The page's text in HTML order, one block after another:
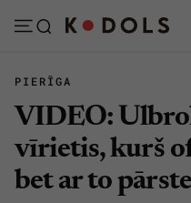
Abonēt
Ziņas
PIERĪGA
VIDEO:
vīrietis, kurš
bet ar to